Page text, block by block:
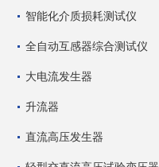
智能化介质损耗测试仪
全自动互感器综合测试仪
大电流发生器
升流器
直流高压发生器